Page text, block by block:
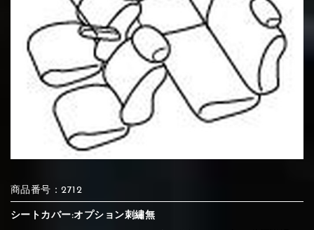
④Brown ⑤Dark Brown ⑥Yellow
⑦Blue ⑧Orange
④Brown ⑤Dark Brown ⑥Yellow
②Gray ③Red
④Brown
①Black ②Gray ③Light gray
①Black ②Gray ③Light gray
商品番号：2712
シートカバー:オプション刺繡無